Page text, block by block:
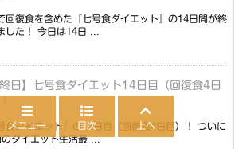
回復食を含めた『七号食ダイエット』の14日間が終
した！ 今日は14日 ...
終日】七号食ダイエット14日目（回復食4日
食ダイエット』の14日目（回復食4日目）！ ついに
のダイエット生活最 ...
メニュー 目次 上へ